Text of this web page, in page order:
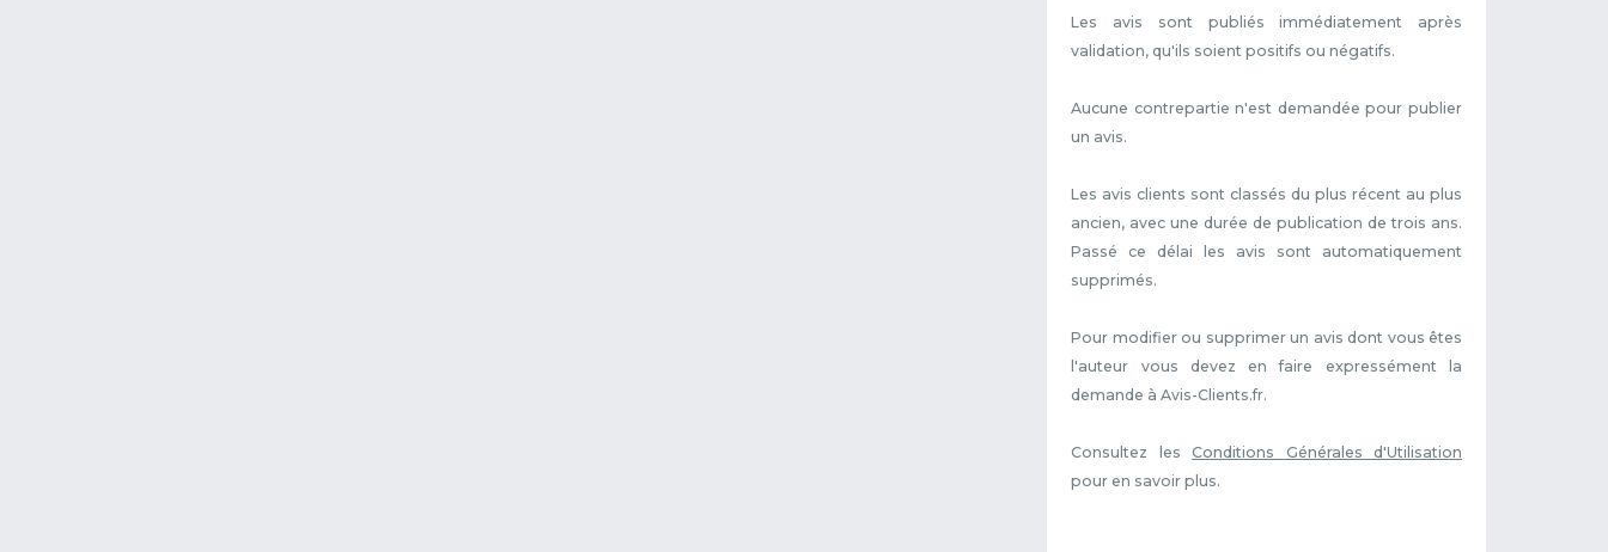
Les avis sont publiés immédiatement après
validation, qu'ils soient positifs ou négatifs.
Aucune contrepartie n'est demandée pour publier
un avis.
Les avis clients sont classés du plus récent au plus
ancien, avec une durée de publication de trois ans.
Passé ce délai les avis sont automatiquement
supprimés.
Pour modifier ou supprimer un avis dont vous êtes
l'auteur vous devez en faire expressément la
demande à Avis-Clients.fr.
Consultez lesConditions Générales d'Utilisation
pour en savoir plus.